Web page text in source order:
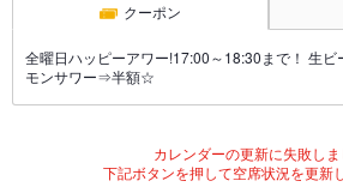
クーポン
全曜日ハッピーアワー!17:00～18:30まで！ 生ビ
モンサワー⇒半額☆
カレンダーの更新に失敗しま
下記ボタンを押して空席状況を更新